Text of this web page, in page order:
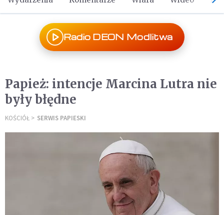
Radio DEON Modlitwa
Papież: intencje Marcina Lutra nie
były błędne
KOŚCIÓŁ SERWIS PAPIESKI